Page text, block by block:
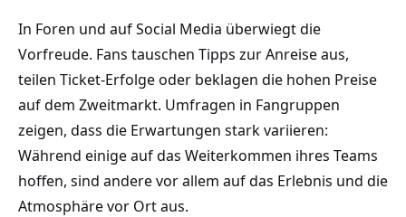
In Foren und auf Social Media überwiegt die
Vorfreude. Fans tauschen Tipps zur Anreise aus,
teilen Ticket-Erfolge oder beklagen die hohen Preise
auf dem Zweitmarkt. Umfragen in Fangruppen
zeigen, dass die Erwartungen stark variieren:
Während einige auf das Weiterkommen ihres Teams
hoffen, sind andere vor allem auf das Erlebnis und die
Atmosphäre vor Ort aus.